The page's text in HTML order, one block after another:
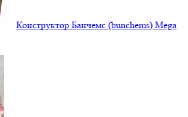
Конструктор Банчемс (bunchems) Mega